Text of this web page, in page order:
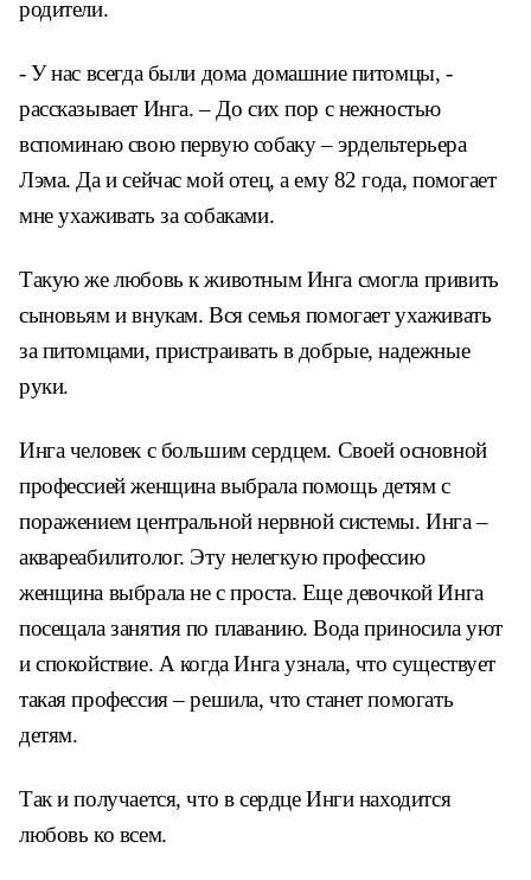
родители.
- У нас всегда были дома домашние питомцы, -
рассказывает Инга. – До сих пор с нежностью
вспоминаю свою первую собаку – эрдельтерьера
Лэма. Да и сейчас мой отец, а ему 82 года, помогает
мне ухаживать за собаками.
Такую же любовь к животным Инга смогла привить
сыновьям и внукам. Вся семья помогает ухаживать
за питомцами, пристраивать в добрые, надежные
руки.
Инга человек с большим сердцем. Своей основной
профессией женщина выбрала помощь детям с
поражением центральной нервной системы. Инга –
аквареабилитолог. Эту нелегкую профессию
женщина выбрала не с проста. Еще девочкой Инга
посещала занятия по плаванию. Вода приносила уют
и спокойствие. А когда Инга узнала, что существует
такая профессия – решила, что станет помогать
детям.
Так и получается, что в сердце Инги находится
любовь ко всем.